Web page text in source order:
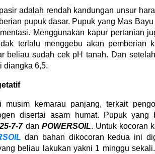
adalah rendah kandungan unsur
pupuk dasar. Pupuk yang Mas
Menggunakan kapur pertanian
terlalu menggebu akan pemberian
beliau sudah cek pH tanah. Dan
diangka 6,5.
musim kemarau panjang, terkait
disertai asam humat. Pupuk yang
7-7dan POWERSOIL. Untuk kocoran
dan bahan dikocoran kedua ini
beliau lakukan yakni 1 minggu